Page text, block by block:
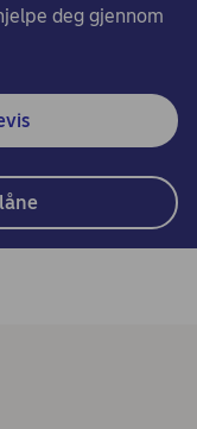
deg gjennom